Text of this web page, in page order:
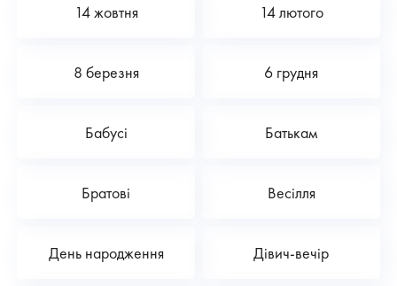
14 жовтня 14 лютого
8 березня 6 грудня
Бабусі Батькам
Братові Весілля
День народження Дівич-вечір